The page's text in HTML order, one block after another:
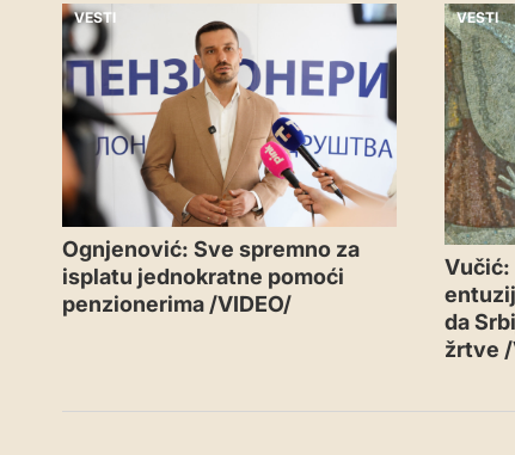
VESTI
Ognjenović: Sve spremno za
isplatu jednokratne pomoći
penzionerima /VIDEO/
VESTI
Vučić:
da
žrtve /